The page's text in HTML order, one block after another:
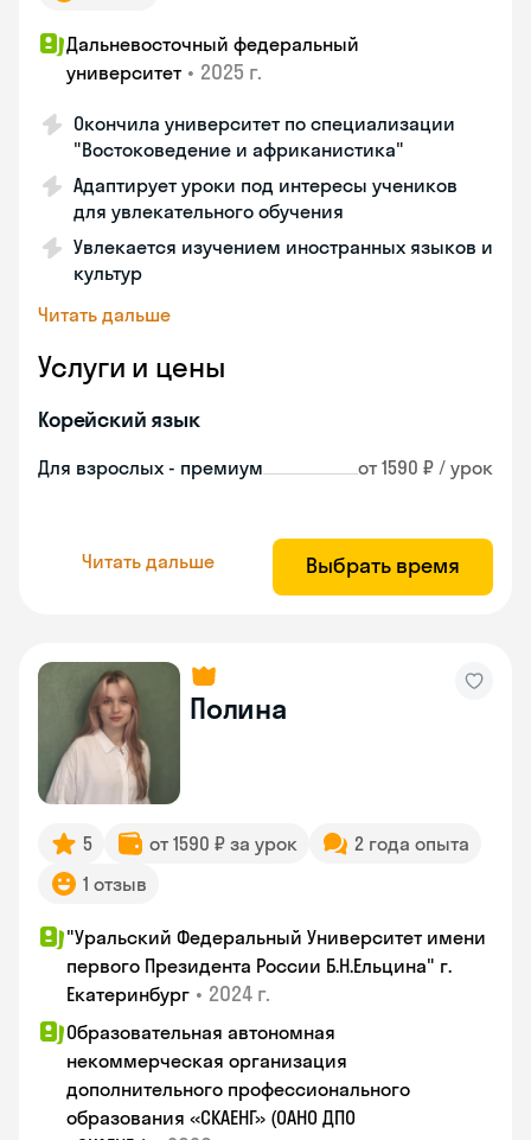
Дальневосточный федеральный
университет • 2025 г.
Окончила университет по специализации
"Востоковедение и африканистика"
Адаптирует уроки под интересы учеников
для увлекательного обучения
Увлекается изучением иностранных языков и
культур
Читать дальше
Услуги и цены
Корейский язык
Для взрослых - премиум от 1590 ₽ / урок
Читать дальше Выбрать время
Полина
5 от 1590 ₽ за урок
2 года опыта
1 отзыв
"Уральский Федеральный Университет имени
первого Президента России Б.Н.Ельцина" г.
Екатеринбург • 2024 г.
Образовательная автономная
некоммерческая организация
дополнительного профессионального
образования «СКАЕНГ» (ОАНО ДПО